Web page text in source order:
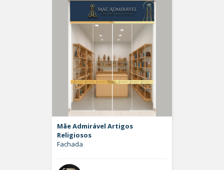
Mãe Admirável Artigos
Religiosos
Fachada